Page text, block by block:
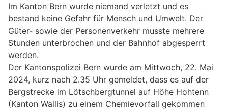
Im Kanton Bern wurde niemand verletzt und es
bestand keine Gefahr für Mensch und Umwelt. Der
Güter- sowie der Personenverkehr musste mehrere
Stunden unterbrochen und der Bahnhof abgesperrt
werden.
Der Kantonspolizei Bern wurde am Mittwoch, 22. Mai
2024, kurz nach 2.35 Uhr gemeldet, dass es auf der
Bergstrecke im Lötschbergtunnel auf Höhe Hohtenn
(Kanton Wallis) zu einem Chemievorfall gekommen